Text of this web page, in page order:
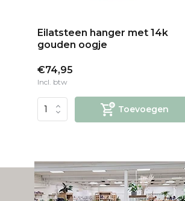
Eilatsteen hanger met 14k
gouden oogje
€74,95
Incl. btw
Toevoegen